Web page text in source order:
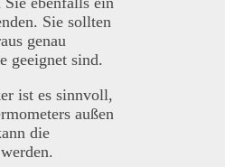
Sie sollten
genau
geeignet sind.
ist es sinnvoll,
außen
die